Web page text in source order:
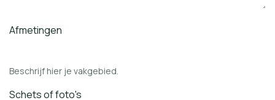
Afmetingen
Beschrijf hier je vakgebied.
Schets of foto's